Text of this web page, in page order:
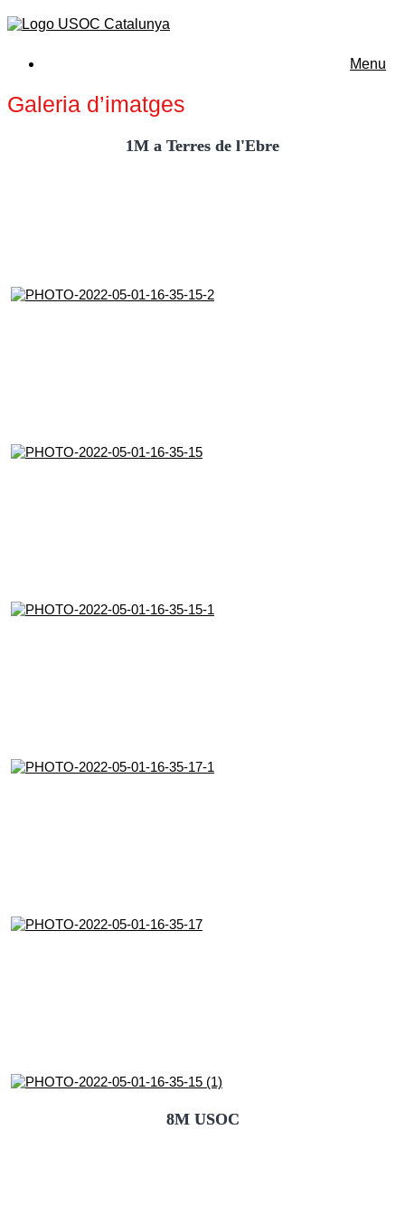
Menu
Galeria d’imatges
1M a Terres de l'Ebre
8M USOC